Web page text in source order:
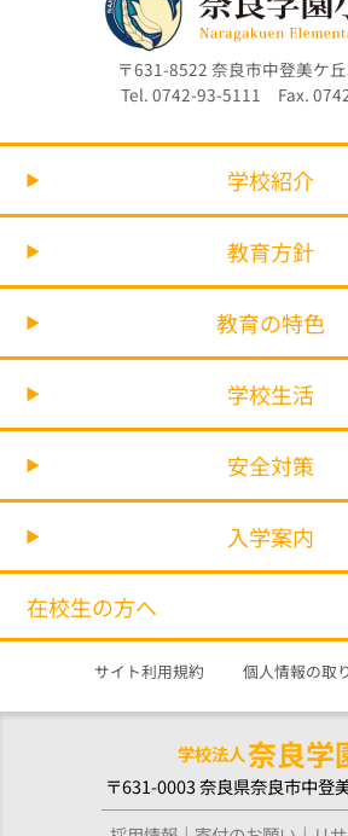
〒631-8522 奈良市中登美ケ
Tel. 0742-93-5111 Fax.
学校紹介
教育方針
教育の特色
学校生活
安全対策
入学案内
在校生の方へ
サイト利用規約 個人情報の取
学校法人奈良学
〒631-0003 奈良県奈良市中登